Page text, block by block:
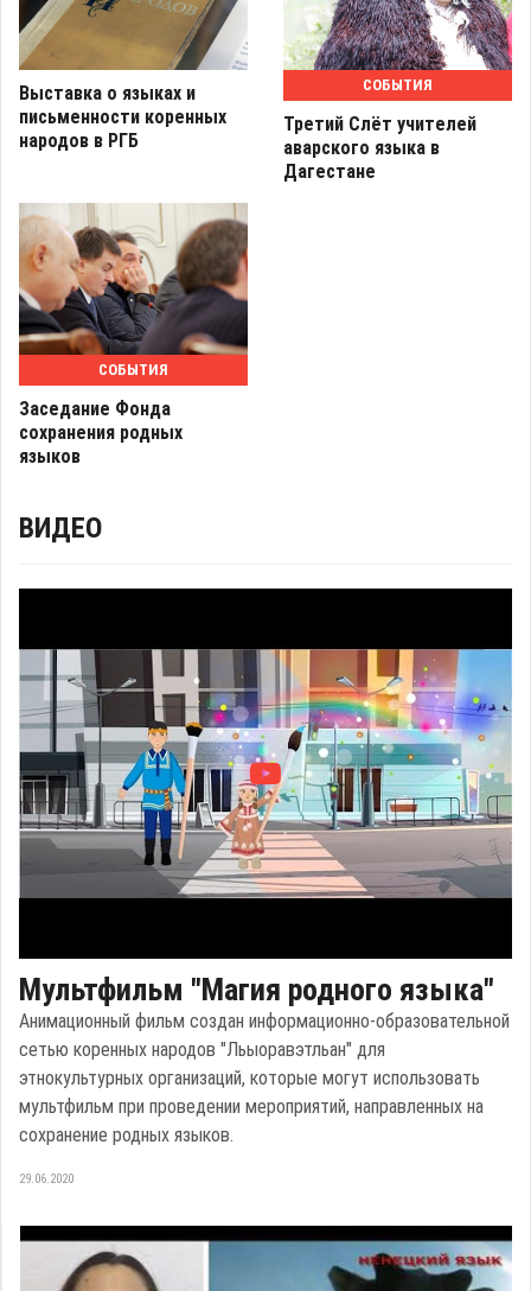
Выставка о языках и
письменности коренных
народов в РГБ
СОБЫТИЯ
Третий Слёт учителей
аварского языка в
Дагестане
СОБЫТИЯ
Заседание Фонда
сохранения родных
языков
ВИДЕО
Мультфильм "Магия родного языка"
Анимационный фильм создан информационно-образовательной
сетью коренных народов "Льыоравэтльан" для
этнокультурных организаций, которые могут использовать
мультфильм при проведении мероприятий, направленных на
сохранение родных языков.
29.06.2020